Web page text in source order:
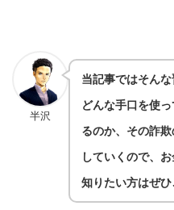
半沢
当記事ではそんな
どんな手口を使
るのか、その詐
していくので、
知りたい方はぜひ